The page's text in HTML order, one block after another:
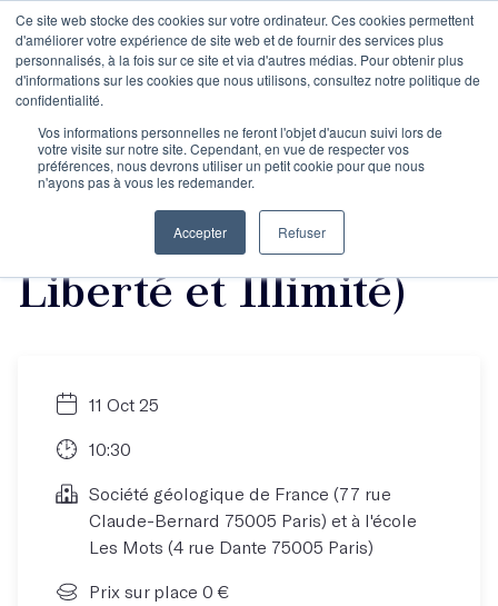
Ce site web stocke des cookies sur votre ordinateur. Ces cookies permettent
d'améliorer votre expérience de site web et de fournir des services plus
personnalisés, à la fois sur ce site et via d'autres médias. Pour obtenir plus
d'informations sur les cookies que nous utilisons, consultez notre politique de
confidentialité.
Vos informations personnelles ne feront l'objet d'aucun suivi lors de
votre visite sur notre site. Cependant, en vue de respecter vos
préférences, nous devrons utiliser un petit cookie pour que nous
n'ayons pas à vous les redemander.
Accepter Refuser
La journée des
auteurs d'octobre
2025 (Abonnements
Liberté et Illimité)
11 Oct 25
10:30
Société géologique de France (77 rue
Claude-Bernard 75005 Paris) et à l'école
Les Mots (4 rue Dante 75005 Paris)
Prix sur place 0 €